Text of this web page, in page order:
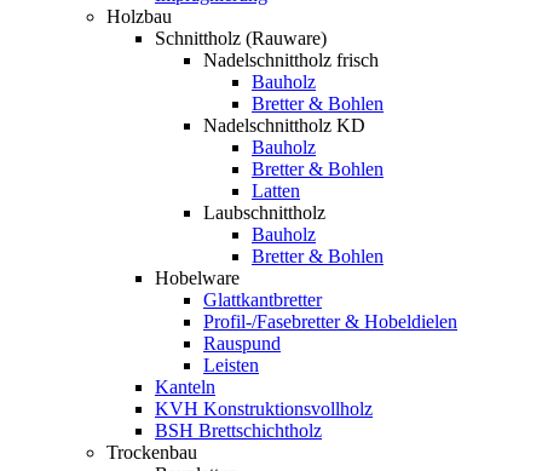
Holzbau
Schnittholz (Rauware)
Nadelschnittholz frisch
Bauholz
Bretter & Bohlen
Nadelschnittholz KD
Bauholz
Bretter & Bohlen
Latten
Laubschnittholz
Bauholz
Bretter & Bohlen
Hobelware
Glattkantbretter
Profil-/Fasebretter & Hobeldielen
Rauspund
Leisten
Kanteln
KVH Konstruktionsvollholz
BSH Brettschichtholz
Trockenbau